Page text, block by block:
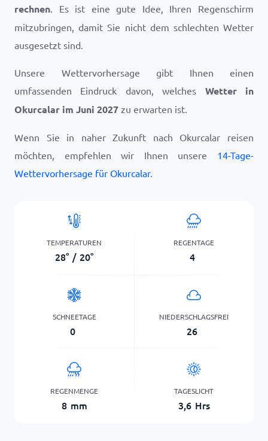
rechnen. Es ist eine gute Idee, Ihren Regenschirm
mitzubringen, damit Sie nicht dem schlechten Wetter
ausgesetzt sind.
Unsere Wettervorhersage gibt Ihnen einen
umfassenden Eindruck davon, welches Wetter in
Okurcalar im Juni 2027 zu erwarten ist.
Wenn Sie in naher Zukunft nach Okurcalar reisen
möchten, empfehlen wir Ihnen unsere 14-Tage-
Wettervorhersage für Okurcalar.
TEMPERATUREN
28° / 20°
REGENTAGE
4
SCHNEETAGE
0
NIEDERSCHLAGSFREI
26
REGENMENGE
8 mm
TAGESLICHT
3,6 Hrs